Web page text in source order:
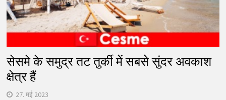
सेसमे के समुद्र तट तुर्की में सबसे सुंदर अवकाश
क्षेत्र हैं
27. मई 2023